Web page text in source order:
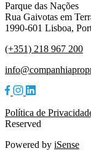
Parque das Nações
Rua Gaivotas em
1990-601 Lisboa,
(+351) 218 967 200
Política de
Reserved
Powered by iSense